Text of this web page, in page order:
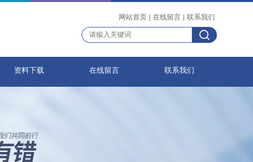
网站首页 | 在线留言 | 联系我们
资料下载 在线留言 联系我们